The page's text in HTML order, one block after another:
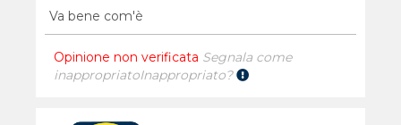
Va bene com'è
Opinione non verificata Segnala come
inappropriatoInappropriato?